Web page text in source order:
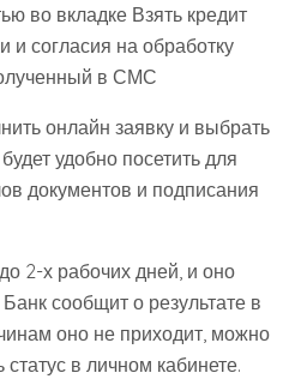
во вкладке Взять кредит
и согласия на обработку
в СМС
онлайн заявку и выбрать
удобно посетить для
документов и подписания
2-х рабочих дней, и оно
сообщит о результате в
оно не приходит, можно
в личном кабинете.